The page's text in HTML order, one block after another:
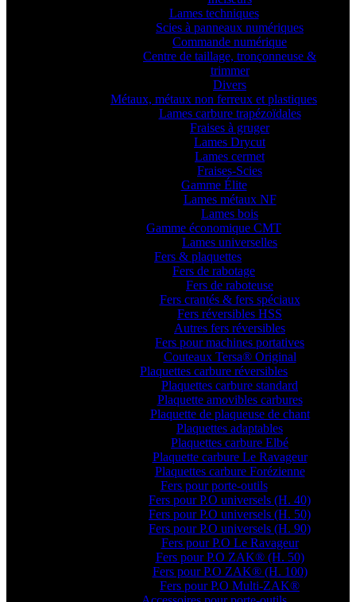
Lames techniques
Scies à panneaux numériques
Commande numérique
Centre de taillage, tronçonneuse &
trimmer
Divers
Métaux, métaux non ferreux et plastiques
Lames carbure trapézoïdales
Fraises à gruger
Lames Drycut
Lames cermet
Fraises-Scies
Gamme Élite
Lames métaux NF
Lames bois
Gamme économique CMT
Lames universelles
Fers & plaquettes
Fers de rabotage
Fers de raboteuse
Fers crantés & fers spéciaux
Fers réversibles HSS
Autres fers réversibles
Fers pour machines portatives
Couteaux Tersa® Original
Plaquettes carbure réversibles
Plaquettes carbure standard
Plaquette amovibles carbures
Plaquette de plaqueuse de chant
Plaquettes adaptables
Plaquettes carbure Elbé
Plaquette carbure Le Ravageur
Plaquettes carbure Forézienne
Fers pour porte-outils
Fers pour P.O universels (H. 40)
Fers pour P.O universels (H. 50)
Fers pour P.O universels (H. 90)
Fers pour P.O Le Ravageur
Fers pour P.O ZAK® (H. 50)
Fers pour P.O ZAK® (H. 100)
Fers pour P.O Multi-ZAK®